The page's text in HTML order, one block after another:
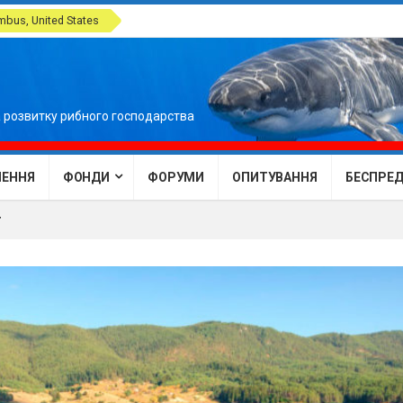
United States
рибного господарства
ФОНДИ ФОРУМИ ОПИТУВАННЯ